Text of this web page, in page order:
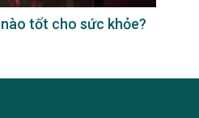
tốt cho sức khỏe?